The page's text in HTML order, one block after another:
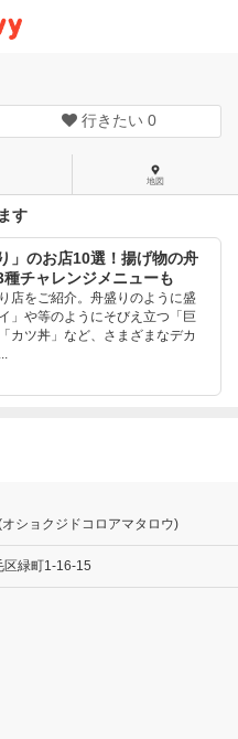
行きたい 0
地図
す
」のお店10選！揚げ物の舟
チャレンジメニューも
店をご紹介。舟盛りのように盛
」や等のようにそびえ立つ「巨
カツ丼」など、さまざまなデカ
ショクジドコロアマタロウ)
区緑町1-16-15